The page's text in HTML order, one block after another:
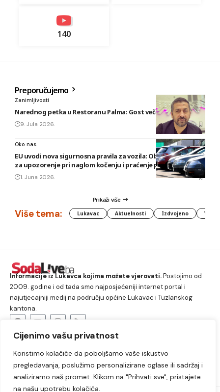
Cijenimo vašu privatnost
Koristimo kolačiće da poboljšamo vaše iskustvo
pregledavanja, poslužimo personalizirane oglase ili sadržaj i
analiziramo naš promet. Klikom na "Prihvati sve", pristajete
na našu upotrebu kolačića.
140
Preporučujemo
Zanimljivosti
Narednog petka u Restoranu Palma: Gost večeri Fazlija
9. Jula 2026.
Oko nas
EU uvodi nova sigurnosna pravila za vozila: Obavezni sistemi
za upozorenje pri naglom kočenju i praćenje pažnje vozača
1. Juna 2026.
Prikaži više
Više tema: Lukavac Aktuelnosti Izdvojeno
Informacije iz Lukavca kojima možete vjerovati.Postojimo od
2009. godine i od tada smo najposjećeniji internet portal i
najutjecajniji medij na području općine Lukavac i Tuzlanskog
kantona.
Lukavac Društvo Crna hronika
Sport
Kultura
Kolumne Slobodno vrijeme